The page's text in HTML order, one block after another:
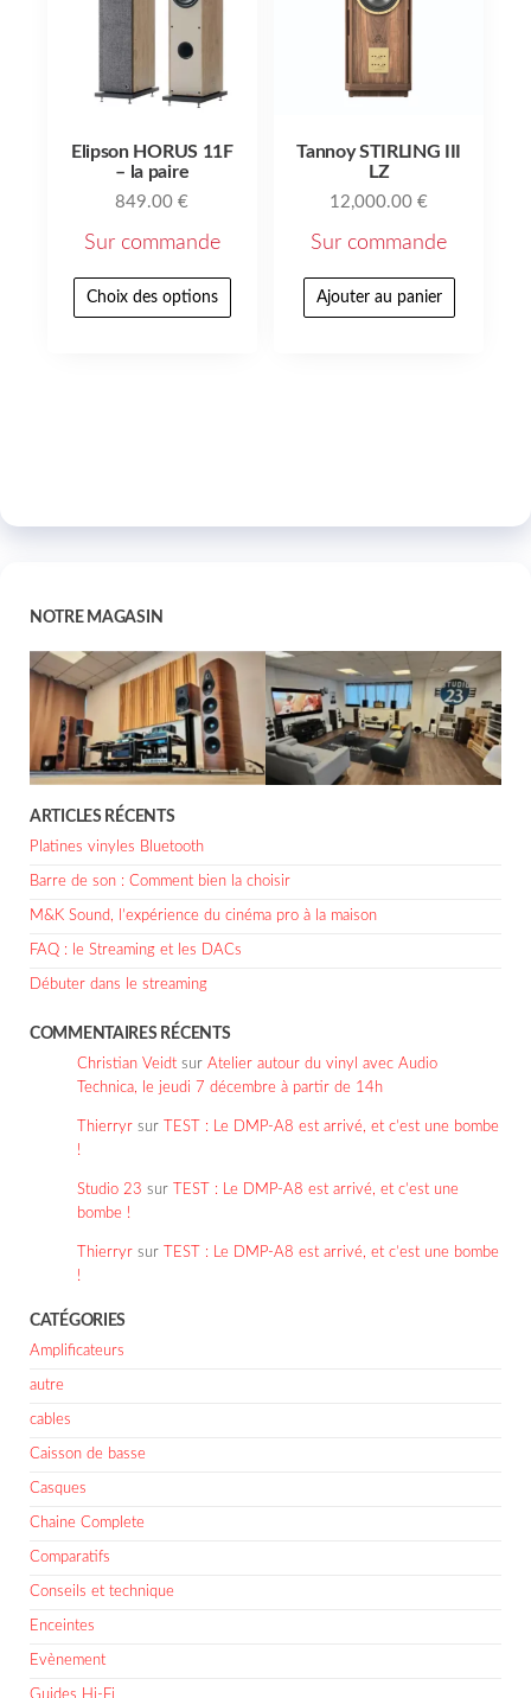
Elipson HORUS 11F
– la paire
849.00€
Sur commande
Choix des options
Tannoy STIRLING III
LZ
12,000.00€
Sur commande
Ajouter au panier
NOTRE MAGASIN
ARTICLES RÉCENTS
Platines vinyles Bluetooth
Barre de son : Comment bien la choisir
M&K Sound, l’expérience du cinéma pro à la maison
FAQ : le Streaming et les DACs
Débuter dans le streaming
COMMENTAIRES RÉCENTS
Christian Veidt sur Atelier autour du vinyl avec Audio
Technica, le jeudi 7 décembre à partir de 14h
Thierryr sur
TEST : Le DMP-A8 est arrivé, et c’est une bombe
!
Studio 23 sur
TEST : Le DMP-A8 est arrivé, et c’est une
bombe !
Thierryr sur
TEST : Le DMP-A8 est arrivé, et c’est une bombe
!
CATÉGORIES
Amplificateurs
autre
cables
Caisson de basse
Casques
Chaine Complete
Comparatifs
Conseils et technique
Enceintes
Evènement
Guides Hi-Fi